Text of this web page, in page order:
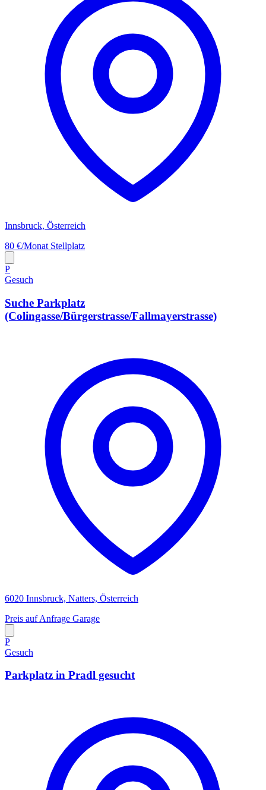
Innsbruck, Österreich
80 €/Monat Stellplatz
P
Gesuch
Suche Parkplatz
(Colingasse/Bürgerstrasse/Fallmayerstrasse)
6020 Innsbruck, Natters, Österreich
Preis auf Anfrage Garage
P
Gesuch
Parkplatz in Pradl gesucht